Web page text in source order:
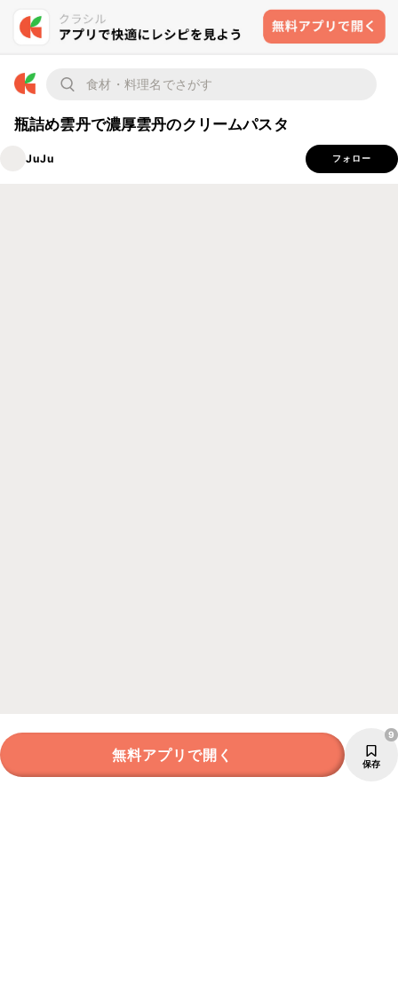
瓶詰め雲丹で濃厚雲丹のクリームパスタ
JuJu フォロー
無料アプリで開く 保存
9